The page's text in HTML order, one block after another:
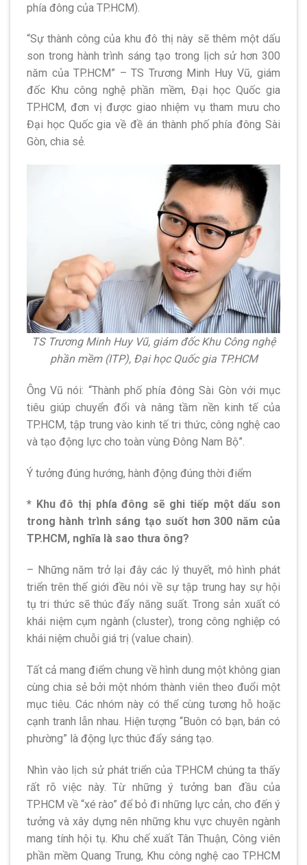
phía đông của TP.HCM).
“Sự thành công của khu đô thị này sẽ thêm một dấu
son trong hành trình sáng tạo trong lịch sử hơn 300
năm của TP.HCM” – TS Trương Minh Huy Vũ, giám
đốc Khu công nghệ phần mềm, Đại học Quốc gia
TP.HCM, đơn vị được giao nhiệm vụ tham mưu cho
Đại học Quốc gia về đề án thành phố phía đông Sài
Gòn, chia sẻ.
TS Trương Minh Huy Vũ, giám đốc Khu Công nghệ
phần mềm (ITP), Đại học Quốc gia TP.HCM
Ông Vũ nói: “Thành phố phía đông Sài Gòn với mục
tiêu giúp chuyển đổi và nâng tầm nền kinh tế của
TP.HCM, tập trung vào kinh tế tri thức, công nghệ cao
và tạo động lực cho toàn vùng Đông Nam Bộ”.
Ý tưởng đúng hướng, hành động đúng thời điểm
* Khu đô thị phía đông sẽ ghi tiếp một dấu son
trong hành trình sáng tạo suốt hơn 300 năm của
TP.HCM, nghĩa là sao thưa ông?
– Những năm trở lại đây các lý thuyết, mô hình phát
triển trên thế giới đều nói về sự tập trung hay sự hội
tụ tri thức sẽ thúc đẩy năng suất. Trong sản xuất có
khái niệm cụm ngành (cluster), trong công nghiệp có
khái niệm chuỗi giá trị (value chain).
Tất cả mang điểm chung về hình dung một không gian
cùng chia sẻ bởi một nhóm thành viên theo đuổi một
mục tiêu. Các nhóm này có thể cùng tương hỗ hoặc
cạnh tranh lẫn nhau. Hiện tượng “Buôn có bạn, bán có
phường” là động lực thúc đẩy sáng tạo.
Nhìn vào lịch sử phát triển của TP.HCM chúng ta thấy
rất rõ việc này. Từ những ý tưởng ban đầu của
TP.HCM về “xé rào” để bỏ đi những lực cản, cho đến ý
tưởng và xây dựng nên những khu vực chuyên ngành
mang tính hội tụ. Khu chế xuất Tân Thuận, Công viên
phần mềm Quang Trung, Khu công nghệ cao TP.HCM